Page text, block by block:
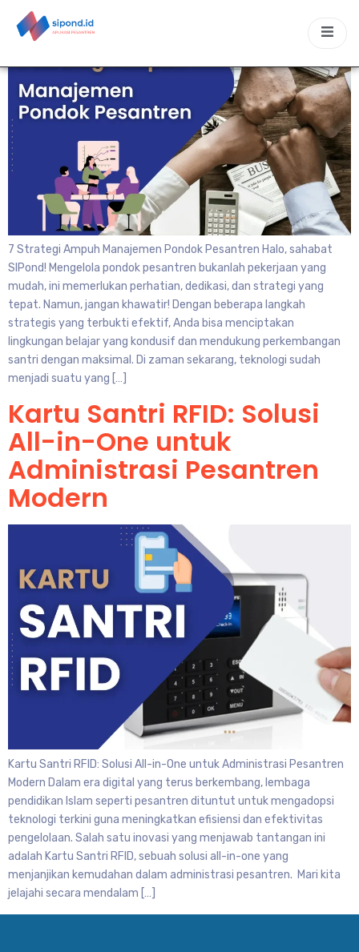
7 Strategi Ampuh Manajemen Pondok Pesantren Halo, sahabat
SIPond! Mengelola pondok pesantren bukanlah pekerjaan yang
mudah, ini memerlukan perhatian, dedikasi, dan strategi yang
tepat. Namun, jangan khawatir! Dengan beberapa langkah
strategis yang terbukti efektif, Anda bisa menciptakan
lingkungan belajar yang kondusif dan mendukung perkembangan
santri dengan maksimal. Di zaman sekarang, teknologi sudah
menjadi suatu yang […]
Kartu Santri RFID: Solusi
All-in-One untuk
Administrasi Pesantren
Modern
Kartu Santri RFID: Solusi All-in-One untuk Administrasi Pesantren
Modern Dalam era digital yang terus berkembang, lembaga
pendidikan Islam seperti pesantren dituntut untuk mengadopsi
teknologi terkini guna meningkatkan efisiensi dan efektivitas
pengelolaan. Salah satu inovasi yang menjawab tantangan ini
adalah Kartu Santri RFID, sebuah solusi all-in-one yang
menjanjikan kemudahan dalam administrasi pesantren. Mari kita
jelajahi secara mendalam […]